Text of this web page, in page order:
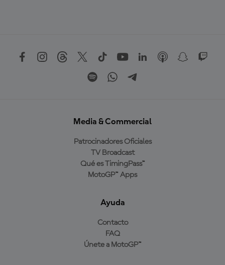
Media & Commercial
Patrocinadores Oficiales
TV Broadcast
Qué es TimingPass™
MotoGP™ Apps
Ayuda
Contacto
FAQ
Únete a MotoGP™